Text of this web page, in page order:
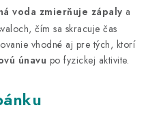
voda zmierňuje zápaly a
čím sa skracuje čas
vhodné aj pre tých, ktorí
únavu po fyzickej aktivite.